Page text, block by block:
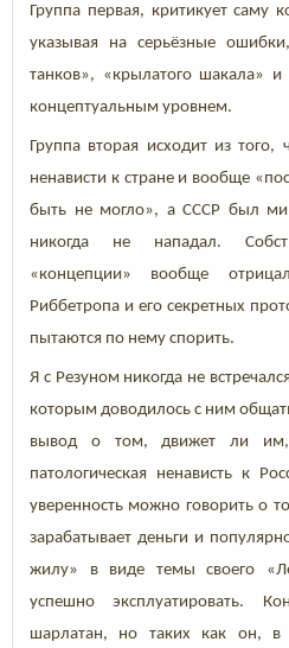
Группа первая, критикует
указывая на серьёзные
танков», «крылатого шакала» и
концептуальным уровнем.
Группа вторая исходит из того,
ненависти к стране и вообще
быть не могло», а СССР был
никогда не нападал.
«концепции» вообще
Риббетропа и его секретных
пытаются по нему спорить.
Я с Резуном никогда не
которым доводилось с ним
вывод о том, движет ли им,
патологическая ненависть к
уверенность можно говорить о
зарабатывает деньги и
жилу» в виде темы своего
успешно эксплуатировать.
шарлатан, но таких как он,